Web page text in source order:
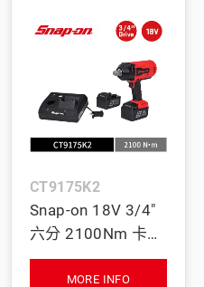
CT9175K2
Snap-on 18V 3/4"
六分 2100Nm 卡車
用超大扭力無刷衝
擊扳手｜雙電池+充
MORE INFO